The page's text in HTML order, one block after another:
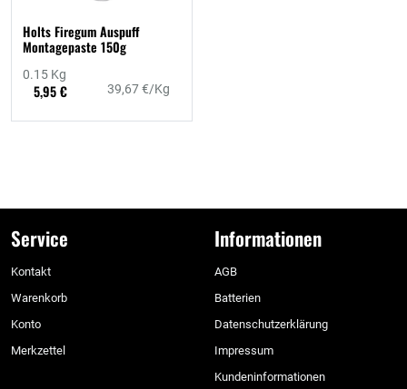
Holts Firegum Auspuff
Montagepaste 150g
5,95 € 39,67 €/Kg
0.15 Kg
Service
Kontakt
Warenkorb
Konto
Merkzettel
Informationen
AGB
Batterien
Datenschutzerklärung
Impressum
Kundeninformationen